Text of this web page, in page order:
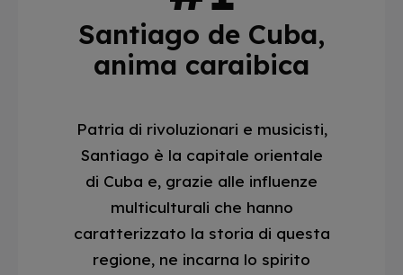
Santiago de Cuba,
anima caraibica
Patria di rivoluzionari e musicisti,
Santiago è la capitale orientale
di Cuba e, grazie alle influenze
multiculturali che hanno
caratterizzato la storia di questa
regione, ne incarna lo spirito